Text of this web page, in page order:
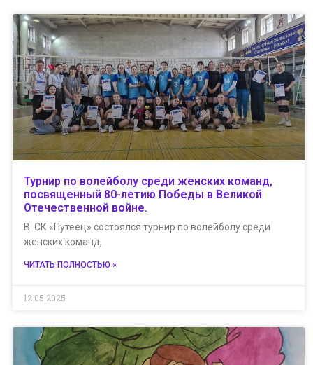
Турнир по волейболу среди женских команд,
посвященный 80-летию Победы в Великой
Отечественной войне.
В СК «Путеец» состоялся турнир по волейболу среди
женских команд,
ЧИТАТЬ ПОЛНОСТЬЮ »
12.05.2025